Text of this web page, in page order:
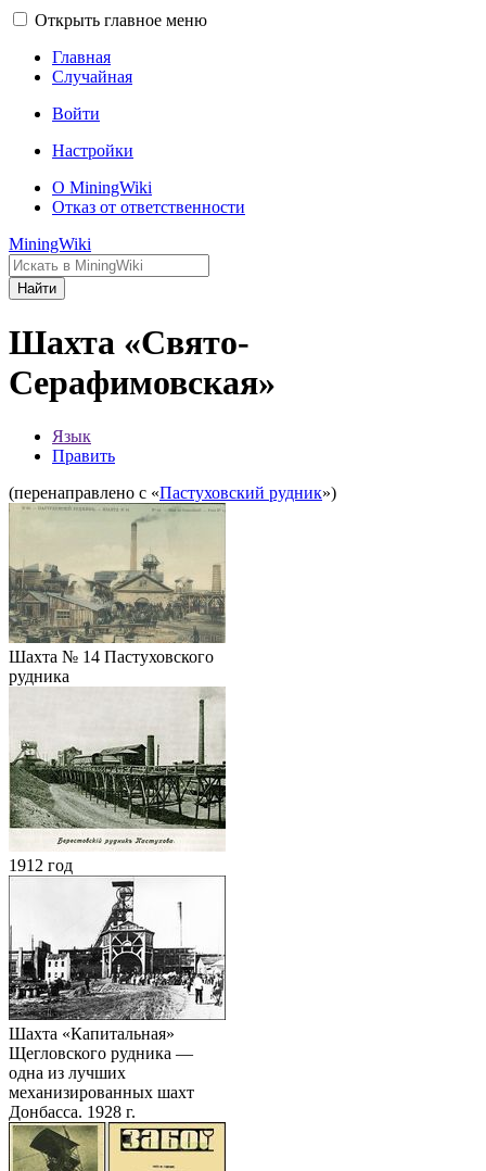
Открыть главное меню
Главная
Случайная
Войти
Настройки
О MiningWiki
Отказ от ответственности
MiningWiki
Найти
Шахта «Свято-
Серафимовская»
Язык
Править
(перенаправлено с «Пастуховский рудник»)
Шахта № 14 Пастуховского
рудника
1912 год
Шахта «Капитальная»
Щегловского рудника —
одна из лучших
механизированных шахт
Донбасса. 1928 г.